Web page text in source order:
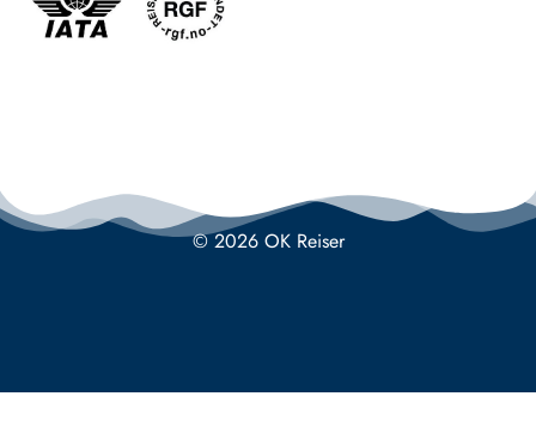
© 2026 OK Reiser